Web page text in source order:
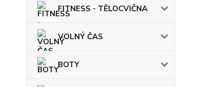
FITNESS - TĚLOCVIČNA
VOLNÝ ČAS
BOTY